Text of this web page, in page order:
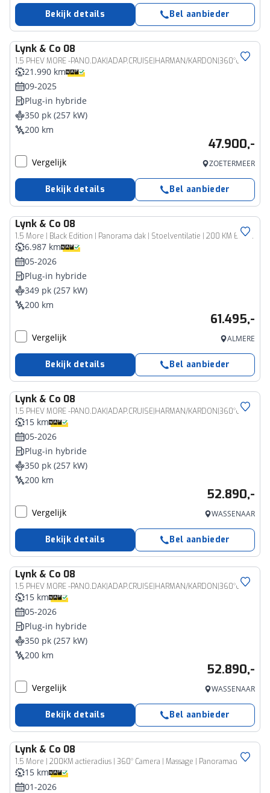
Bekijk details Bel aanbieder
Lynk & Co 08
1.5 PHEV MORE -PANO.DAK|ADAP.CRUISE|HARMAN/KARDON|360°CAM|GEVENT.LEDER+MASSAGE|21"
21.990 km
09-2025
Plug-in hybride
350 pk (257 kW)
200 km
47.900,-
Vergelijk ZOETERMEER
Bekijk details Bel aanbieder
Lynk & Co 08
1.5 More | Black Edition | Panorama dak | Stoelventilatie | 200 KM Electrisch | Kunst Lederen Bekleding | 21 "LM Velgen |
6.987 km
05-2026
Plug-in hybride
349 pk (257 kW)
200 km
61.495,-
Vergelijk ALMERE
Bekijk details Bel aanbieder
Lynk & Co 08
1.5 PHEV MORE -PANO.DAK|ADAP.CRUISE|HARMAN/KARDON|360°CAM|GEVENT.LEDER+MASSAGE|21"
15 km
05-2026
Plug-in hybride
350 pk (257 kW)
200 km
52.890,-
Vergelijk WASSENAAR
Bekijk details Bel aanbieder
Lynk & Co 08
1.5 PHEV MORE -PANO.DAK|ADAP.CRUISE|HARMAN/KARDON|360°CAM|GEVENT.LEDER+MASSAGE|21"
15 km
05-2026
Plug-in hybride
350 pk (257 kW)
200 km
52.890,-
Vergelijk WASSENAAR
Bekijk details Bel aanbieder
Lynk & Co 08
1.5 More | 200KM actieradius | 360° Camera | Massage | Panoramad
15 km
01-2026